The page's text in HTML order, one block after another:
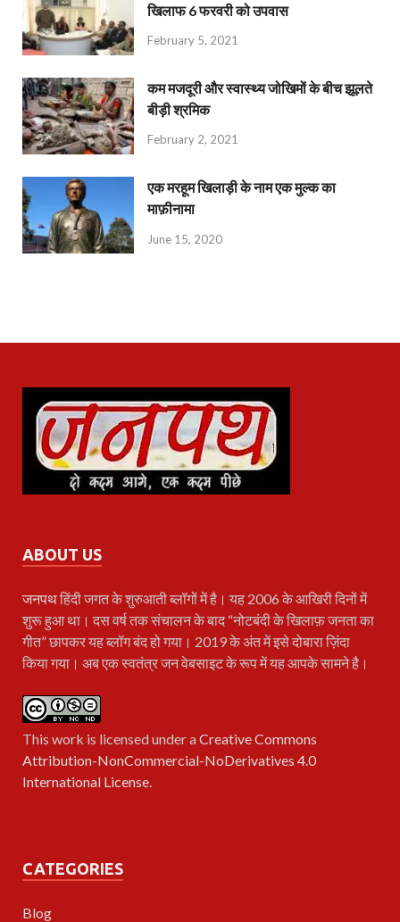
खिलाफ 6 फरवरी को उपवास
February 5, 2021
कम मजदूरी और स्वास्थ्य जोखिमों के बीच झूलते
बीड़ी श्रमिक
February 2, 2021
एक मरहूम खिलाड़ी के नाम एक मुल्क का
माफ़ीनामा
June 15, 2020
ABOUT US
जनपथहिंदी जगत के शुरुआती ब्लॉगों में है। यह 2006 के आखिरी दिनों में
शुरू हुआ था। दस वर्ष तक संचालन के बाद “नोटबंदी के खिलाफ़ जनता का
गीत” छापकर यह ब्लॉग बंद हो गया। 2019 के अंत में इसे दोबारा ज़िंदा
किया गया। अब एक स्वतंत्र जन वेबसाइट के रूप में यह आपके सामने है।
This work is licensed under aCreative Commons
Attribution-NonCommercial-NoDerivatives 4.0
International License.
CATEGORIES
Blog